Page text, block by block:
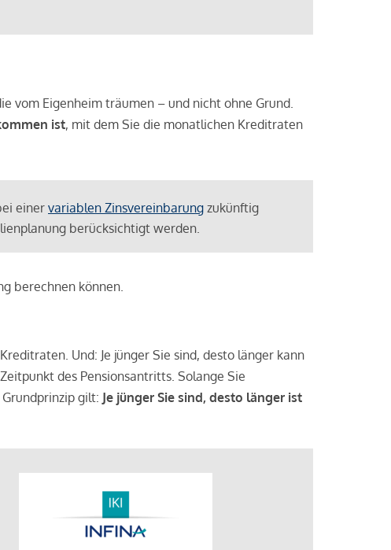
vom Eigenheim träumen – und nicht ohne Grund.
ist, mit dem Sie die monatlichen Kreditraten
einer variablen Zinsvereinbarung zukünftig
berücksichtigt werden.
berechnen können.
Und: Je jünger Sie sind, desto länger kann
des Pensionsantritts. Solange Sie
gilt: Je jünger Sie sind, desto länger ist